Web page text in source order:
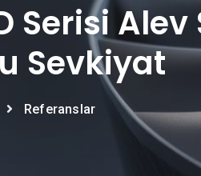
Serisi
Sevkiyat
Referanslar